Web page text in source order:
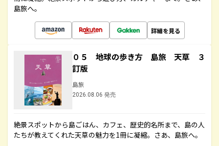
島旅へ。
詳細を見る
０５ 地球の歩き方 島旅 天草 ３
訂版
島旅
2026.08.06 発売
絶景スポットから島ごはん、カフェ、歴史的名所まで、島の人
たちが教えてくれた天草の魅力を1冊に凝縮。さあ、島旅へ。